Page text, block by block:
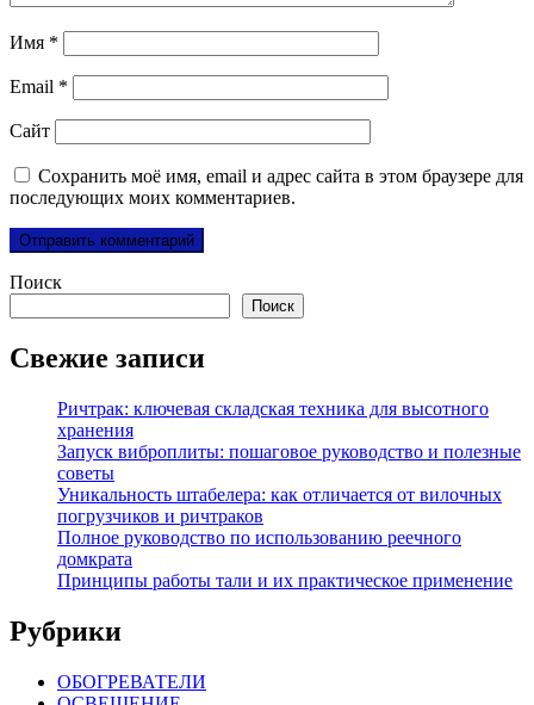
Имя *
Email *
Сайт
Сохранить моё имя, email и адрес сайта в этом браузере для
последующих моих комментариев.
Поиск
Поиск
Свежие записи
Ричтрак: ключевая складская техника для высотного
хранения
Запуск виброплиты: пошаговое руководство и полезные
советы
Уникальность штабелера: как отличается от вилочных
погрузчиков и ричтраков
Полное руководство по использованию реечного
домкрата
Принципы работы тали и их практическое применение
Рубрики
ОБОГРЕВАТЕЛИ